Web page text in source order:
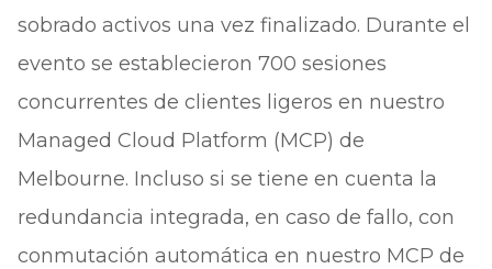
sobrado activos una vez finalizado. Durante el
evento se establecieron 700 sesiones
concurrentes de clientes ligeros en nuestro
Managed Cloud Platform (MCP) de
Melbourne. Incluso si se tiene en cuenta la
redundancia integrada, en caso de fallo, con
conmutación automática en nuestro MCP de